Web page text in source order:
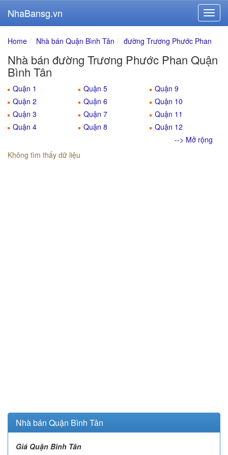
NhaBansg.vn
Home Nhà bán Quận Bình Tân đường Trương Phước Phan
Nhà bán đường Trương Phước Phan Quận
Bình Tân
Quận 1
Quận 2
Quận 3
Quận 4
Quận 5
Quận 6
Quận 7
Quận 8
Quận 9
Quận 10
Quận 11
Quận 12
--> Mở rộng
Không tìm thấy dữ liệu
Nhà bán Quận Bình Tân
Giá Quận Bình Tân